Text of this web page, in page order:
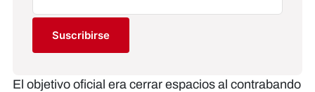
Suscribirse
El objetivo oficial era cerrar espacios al contrabando